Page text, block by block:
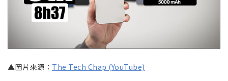
▲圖片來源： The Tech Chap (YouTube)